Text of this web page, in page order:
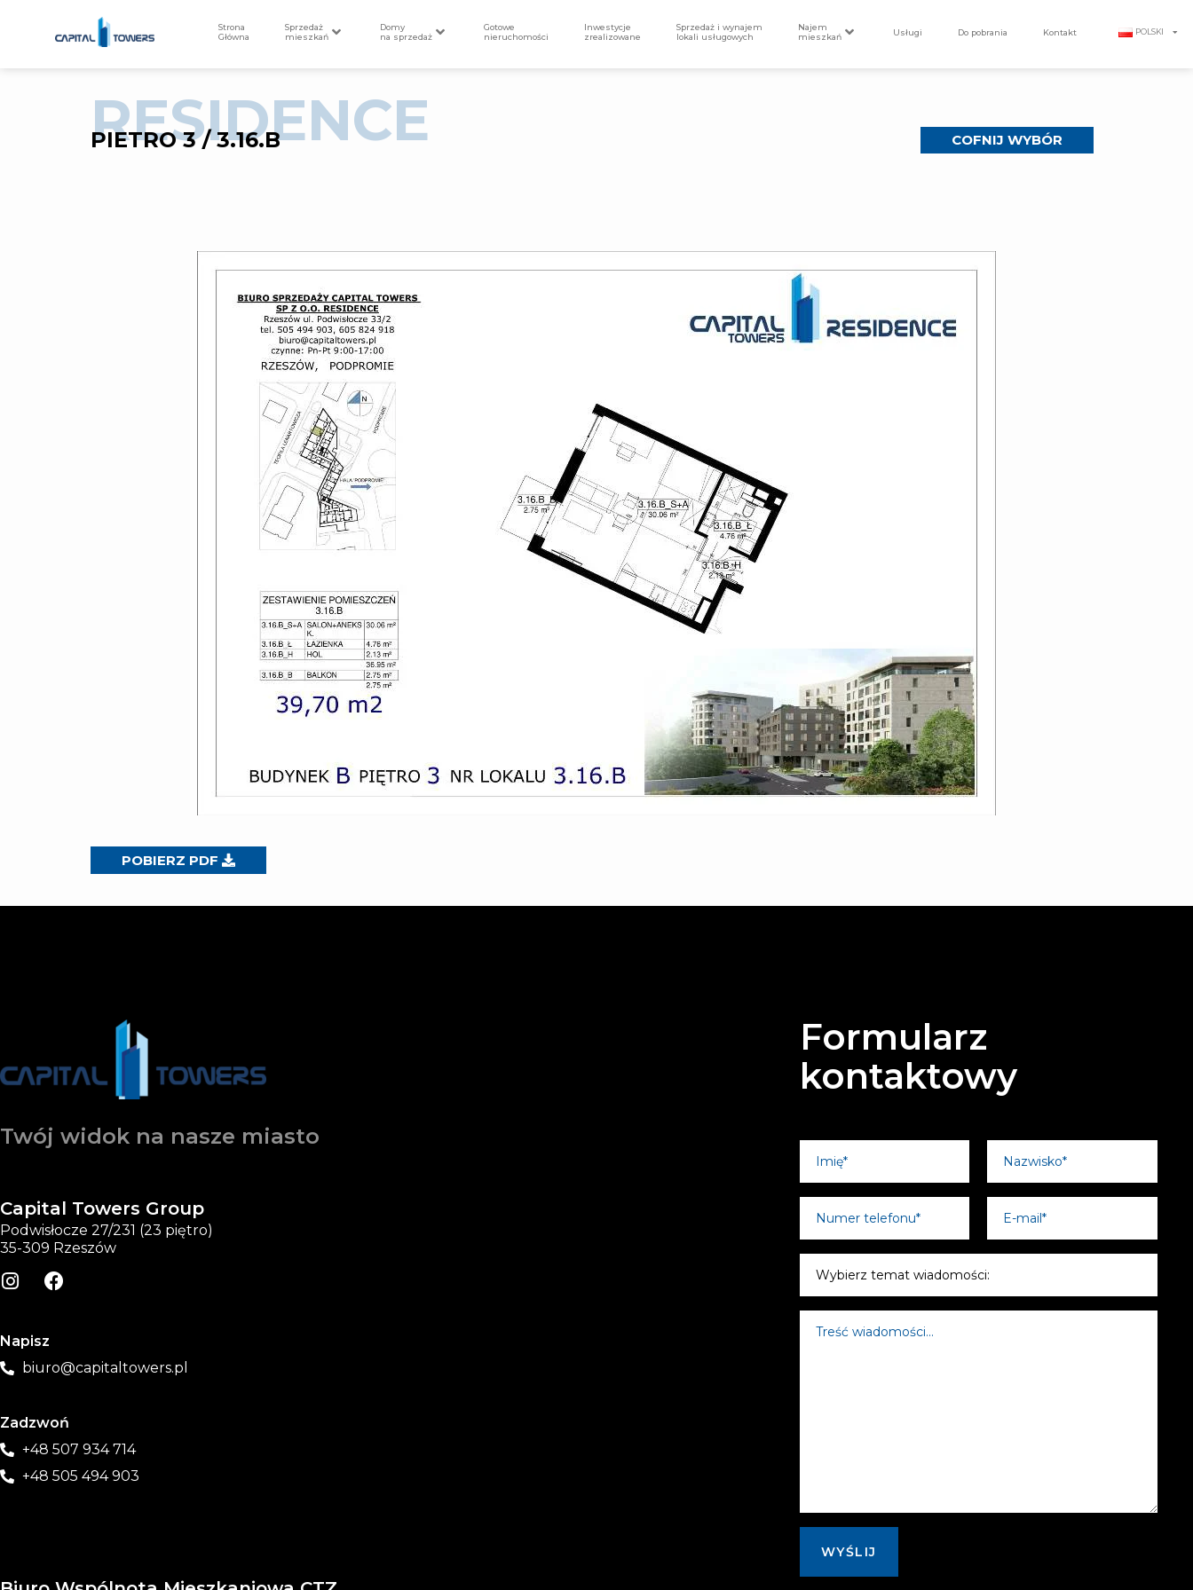
Strona
Główna
Sprzedaż
mieszkań
Domy
na sprzedaż
Gotowe
nieruchomości
Inwestycje
zrealizowane
Sprzedaż i wynajem
lokali usługowych
Najem
mieszkań
Usługi Do pobrania Kontakt POLSKI
RESIDENCE
PIETRO 3 / 3.16.B COFNIJ WYBÓR
POBIERZ PDF
Twój widok na nasze miasto
Capital Towers Group
Podwisłocze 27/231 (23 piętro)
35-309 Rzeszów
Napisz
biuro@capitaltowers.pl
Zadzwoń
+48 507 934 714
+48 505 494 903
Formularz
kontaktowy